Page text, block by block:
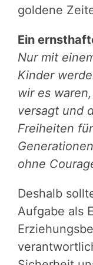
goldene
Ein
Nur mit
Kinder
wir es
versagt und
Freiheiten
ohne
Deshalb
Aufgabe als